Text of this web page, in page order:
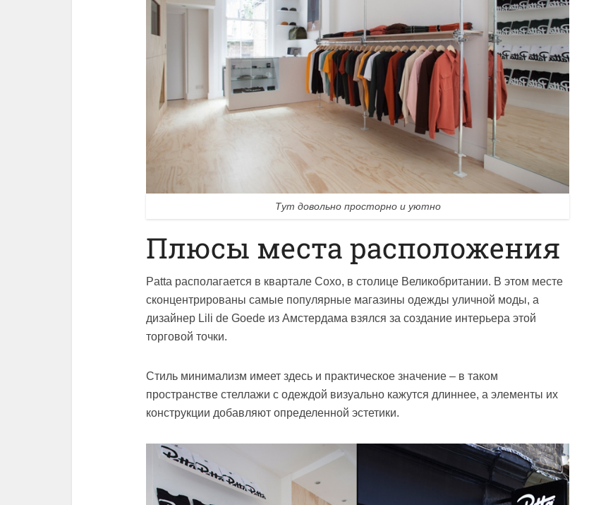
Тут довольно просторно и уютно
Плюсы места расположения
Patta располагается в квартале Сохо, в столице Великобритании. В этом месте
сконцентрированы самые популярные магазины одежды уличной моды, а
дизайнер Lili de Goede из Амстердама взялся за создание интерьера этой
торговой точки.
Стиль минимализм имеет здесь и практическое значение – в таком
пространстве стеллажи с одеждой визуально кажутся длиннее, а элементы их
конструкции добавляют определенной эстетики.